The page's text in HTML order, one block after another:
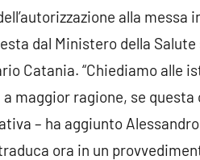
alla messa
dal Ministero della
Catania. “Chiediamo alle
maggior ragione, se
– ha aggiunto
ora in un